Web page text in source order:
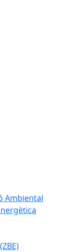
Ambiental